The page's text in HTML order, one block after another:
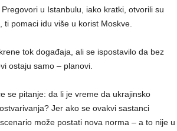
u Istanbulu, iako kratki, otvorili su
pomaci idu više u korist Moskve.
tok događaja, ali se ispostavilo da bez
ostaju samo – planovi.
se pitanje: da li je vreme da ukrajinsko
Jer ako se ovakvi sastanci
može postati nova norma – a to nije u